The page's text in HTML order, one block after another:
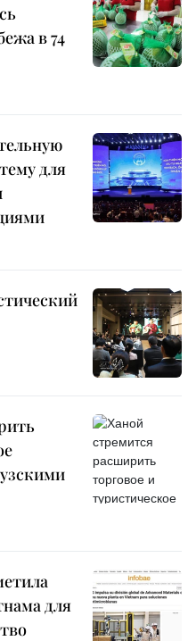
в 74
для
для